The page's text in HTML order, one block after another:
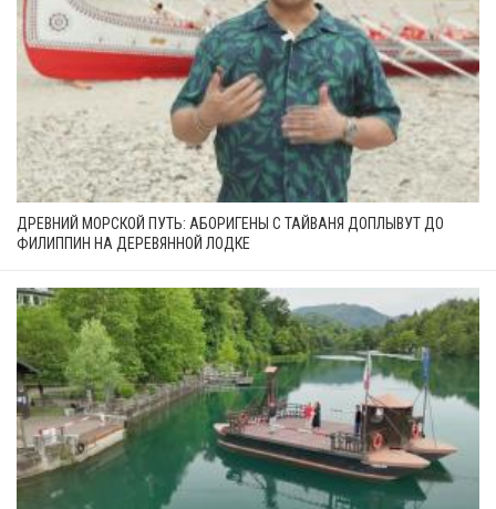
ДРЕВНИЙ МОРСКОЙ ПУТЬ: АБОРИГЕНЫ С ТАЙВАНЯ ДОПЛЫВУТ ДО
ФИЛИППИН НА ДЕРЕВЯННОЙ ЛОДКЕ